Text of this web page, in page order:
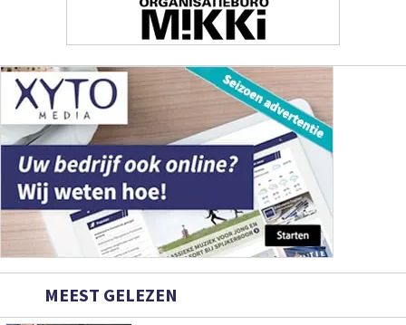
MEEST GELEZEN